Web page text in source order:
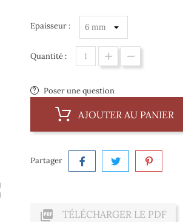
Epaisseur :
Quantité :
Poser une question
AJOUTER AU PANIER
Partager
 TÉLÉCHARGER LE PDF